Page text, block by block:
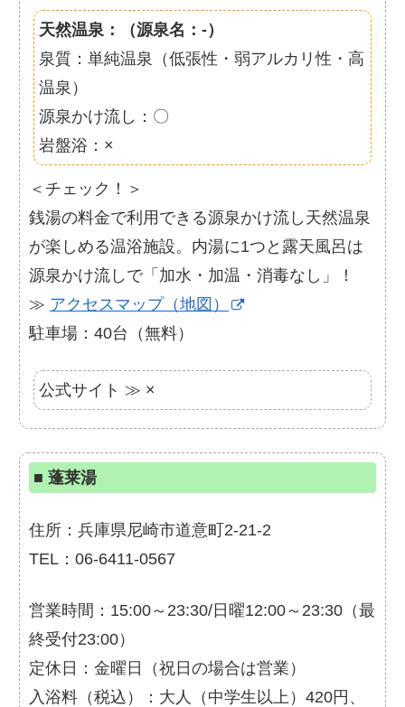
天然温泉：（源泉名：-）
泉質：単純温泉（低張性・弱アルカリ性・高
温泉）
源泉かけ流し：〇
岩盤浴：×
＜チェック！＞
銭湯の料金で利用できる源泉かけ流し天然温泉
が楽しめる温浴施設。内湯に1つと露天風呂は
源泉かけ流しで「加水・加温・消毒なし」！
≫ アクセスマップ（地図）
駐車場：40台（無料）
公式サイト ≫ ×
■ 蓬莱湯
住所：兵庫県尼崎市道意町2-21-2
TEL：06-6411-0567
営業時間：15:00～23:30/日曜12:00～23:30（最
終受付23:00）
定休日：金曜日（祝日の場合は営業）
入浴料（税込）：大人（中学生以上）420円、